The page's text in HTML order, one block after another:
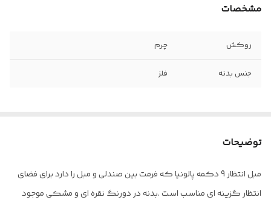
مشخصات
روکش چرم
جنس بدنه فلز
توضیحات
مبل انتظار 9 دکمه پالونیا که فرمت بین صندلی و مبل را دارد برای فضای
انتظار گزینه ای مناسب است .بدنه در دورنگ نقره ای و مشکی موجود